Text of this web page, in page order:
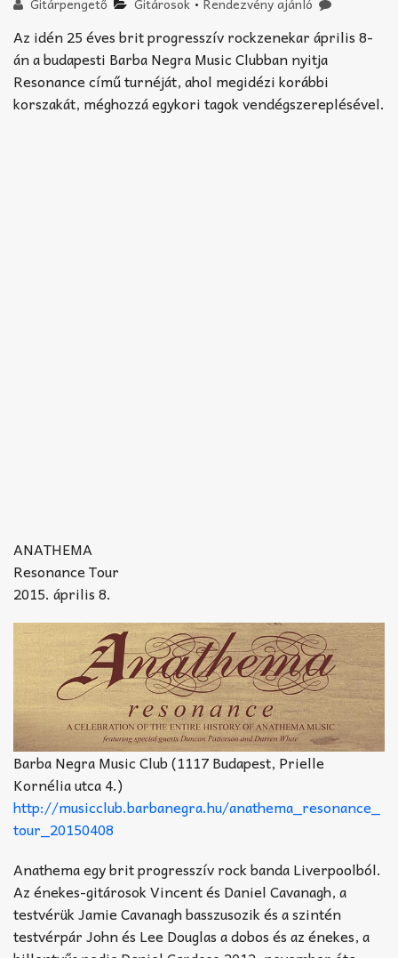
TABok
Improvizáció
Az idén 25 éves brit progresszív rockzenekar április 8-
án a budapesti Barba Negra Music Clubban nyitja
Resonance című turnéját, ahol megidézi korábbi
korszakát, méghozzá egykori tagok vendégszereplésével.
ANATHEMA
Resonance Tour
2015. április 8.
Barba Negra Music Club (1117 Budapest, Prielle
Kornélia utca 4.)
http://musicclub.barbanegra.hu/anathema_resonance_
tour_20150408
Anathema egy brit progresszív rock banda Liverpoolból.
Az énekes-gitárosok Vincent és Daniel Cavanagh, a
testvérük Jamie Cavanagh basszusozik és a szintén
testvérpár John és Lee Douglas a dobos és az énekes, a